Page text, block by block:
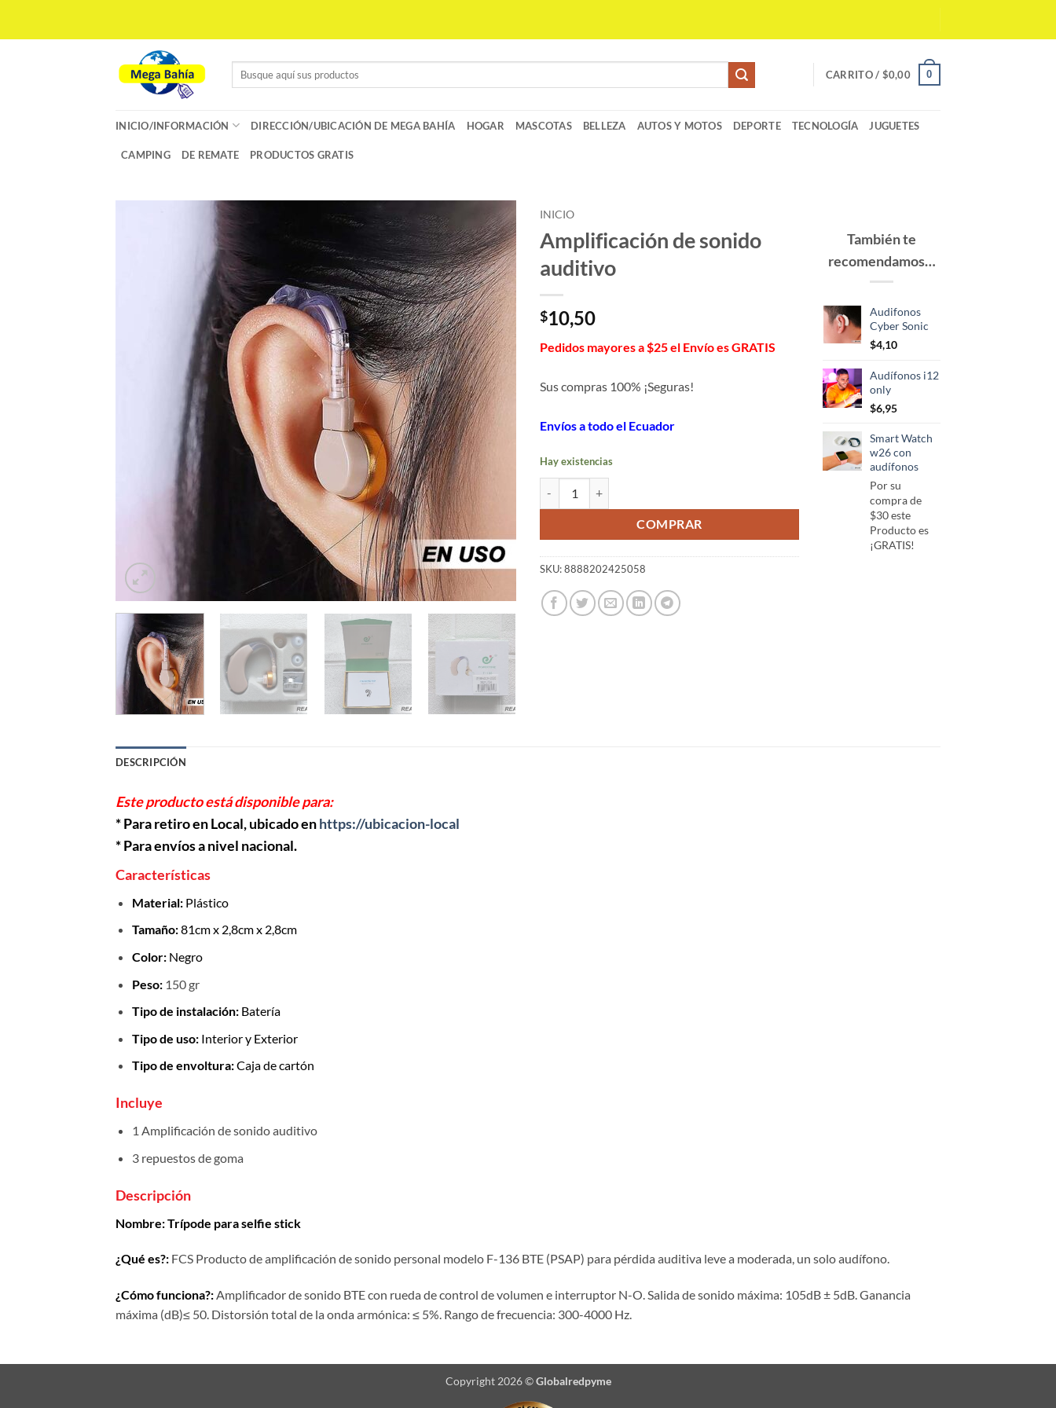
Buscar
CARRITO / $0,00 0
INICIO/INFORMACIÓN DIRECCIÓN/UBICACIÓN DE MEGA BAHÍA HOGAR MASCOTAS BELLEZA AUTOS Y MOTOS DEPORTE TECNOLOGÍA JUGUETES
CAMPING DE REMATE PRODUCTOS GRATIS
INICIO
Amplificación de sonido
auditivo
$10,50
Pedidos mayores a $25 el Envío es GRATIS
Sus compras 100% ¡Seguras!
Envíos a todo el Ecuador
Hay existencias
COMPRAR
SKU:8888202425058
También te
recomendamos…
Audifonos
Cyber Sonic
$4,10
Audífonos i12
only
$6,95
Smart Watch
w26 con
audífonos
Por su
compra de
$30 este
Producto es
¡GRATIS!
DESCRIPCIÓN
Este producto está disponible para:
* Para retiro en Local, ubicado enhttps://ubicacion-local
* Para envíos a nivel nacional.
Características
Material: Plástico
Tamaño:81cm x 2,8cm x 2,8cm
Color:Negro
Peso:150 gr
Tipo de instalación: Batería
Tipo de uso:Interior y Exterior
Tipo de envoltura:Caja de cartón
Incluye
1 Amplificación de sonido auditivo
3 repuestos de goma
Descripción
Nombre: Trípode para selfie stick
¿Qué es?: FCS Producto de amplificación de sonido personal modelo F-136 BTE (PSAP) para pérdida auditiva leve a moderada, un solo audífono.
¿Cómo funciona?:Amplificador de sonido BTE con rueda de control de volumen e interruptor N-O.Salida de sonido máxima: 105dB ± 5dB. Ganancia
máxima (dB)≤ 50. Distorsión total de la onda armónica: ≤ 5%. Rango de frecuencia: 300-4000 Hz.
Copyright 2026 ©Globalredpyme